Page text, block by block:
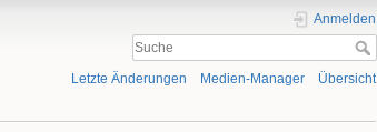
Anmelden
Letzte Änderungen Medien-Manager Übersicht